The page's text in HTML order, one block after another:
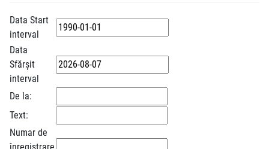
Data Start
interval
Data
Sfărșit
interval
De la:
Text:
Numar de